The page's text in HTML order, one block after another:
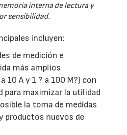
interna de lectura y
sensibilidad.
incluyen:
de medición e
más amplios
10 A y 1 ? a 100 M?) con
para maximizar la utilidad
la toma de medidas
productos nuevos de